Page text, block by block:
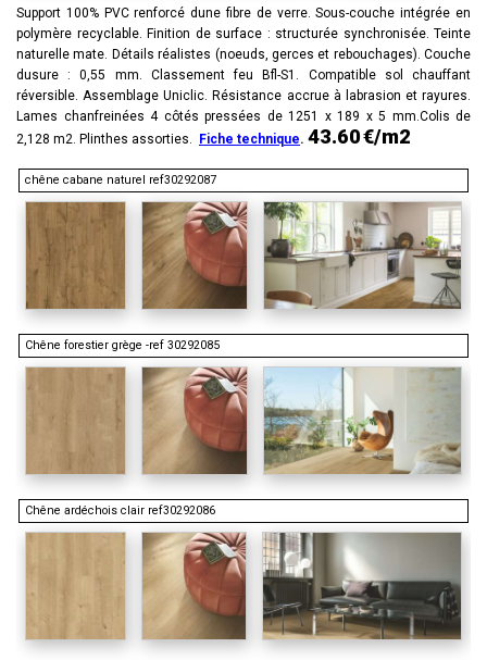
Support 100% PVC renforcé dune fibre de verre. Sous-couche intégrée en
polymère recyclable. Finition de surface : structurée synchronisée. Teinte
naturelle mate. Détails réalistes (noeuds, gerces et rebouchages). Couche
dusure : 0,55 mm. Classement feu Bfl-S1. Compatible sol chauffant
réversible. Assemblage Uniclic. Résistance accrue à labrasion et rayures.
Lames chanfreinées 4 côtés pressées de 1251 x 189 x 5 mm.Colis de
2,128 m2. Plinthes assorties.
Fiche technique. 43.60 €/m2
chêne cabane naturel ref30292087
Chêne forestier grège -ref 30292085
Chêne ardéchois clair ref30292086